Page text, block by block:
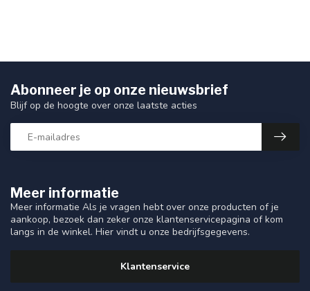
Meer informatie
Meer informatie Als je vragen hebt over onze producten of je
aankoop, bezoek dan zeker onze klantenservicepagina of kom
langs in de winkel. Hier vindt u onze bedrijfsgegevens.
Klantenservice
Abonneer je op onze nieuwsbrief
Blijf op de hoogte over onze laatste acties